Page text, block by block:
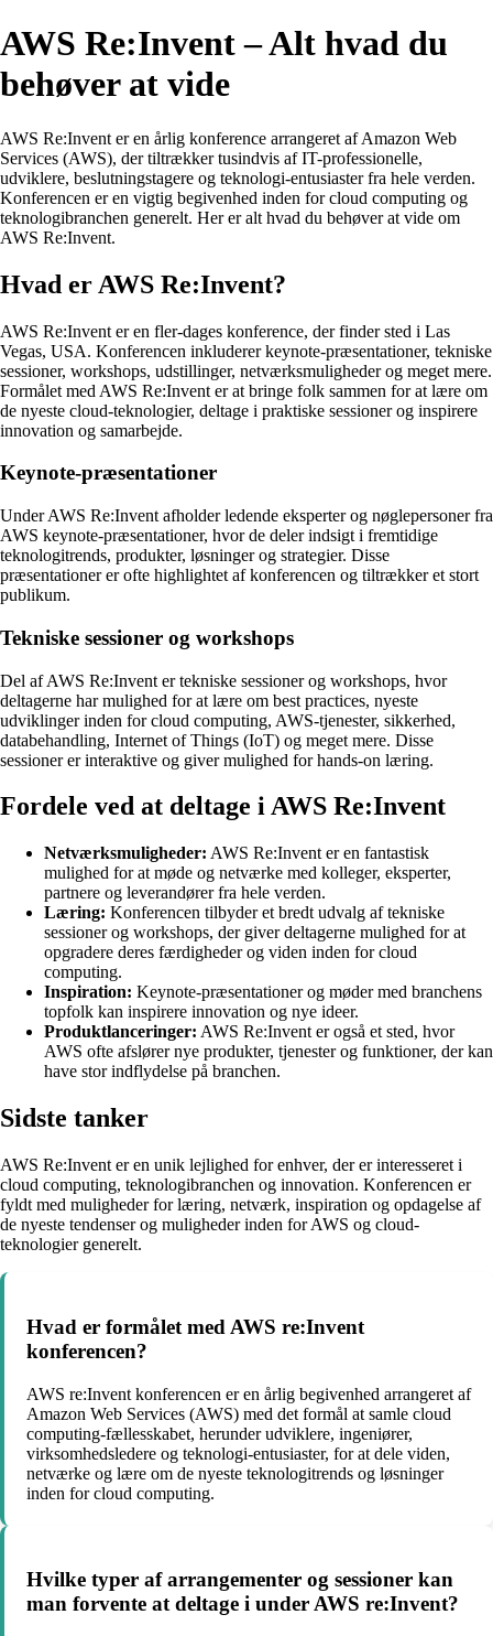
AWS Re:Invent – Alt hvad du
behøver at vide
AWS Re:Invent er en årlig konference arrangeret af Amazon Web
Services (AWS), der tiltrækker tusindvis af IT-professionelle,
udviklere, beslutningstagere og teknologi-entusiaster fra hele verden.
Konferencen er en vigtig begivenhed inden for cloud computing og
teknologibranchen generelt. Her er alt hvad du behøver at vide om
AWS Re:Invent.
Hvad er AWS Re:Invent?
AWS Re:Invent er en fler-dages konference, der finder sted i Las
Vegas, USA. Konferencen inkluderer keynote-præsentationer, tekniske
sessioner, workshops, udstillinger, netværksmuligheder og meget mere.
Formålet med AWS Re:Invent er at bringe folk sammen for at lære om
de nyeste cloud-teknologier, deltage i praktiske sessioner og inspirere
innovation og samarbejde.
Keynote-præsentationer
Under AWS Re:Invent afholder ledende eksperter og nøglepersoner fra
AWS keynote-præsentationer, hvor de deler indsigt i fremtidige
teknologitrends, produkter, løsninger og strategier. Disse
præsentationer er ofte highlightet af konferencen og tiltrækker et stort
publikum.
Tekniske sessioner og workshops
Del af AWS Re:Invent er tekniske sessioner og workshops, hvor
deltagerne har mulighed for at lære om best practices, nyeste
udviklinger inden for cloud computing, AWS-tjenester, sikkerhed,
databehandling, Internet of Things (IoT) og meget mere. Disse
sessioner er interaktive og giver mulighed for hands-on læring.
Fordele ved at deltage i AWS Re:Invent
Netværksmuligheder: AWS Re:Invent er en fantastisk
mulighed for at møde og netværke med kolleger, eksperter,
partnere og leverandører fra hele verden.
Læring: Konferencen tilbyder et bredt udvalg af tekniske
sessioner og workshops, der giver deltagerne mulighed for at
opgradere deres færdigheder og viden inden for cloud
computing.
Inspiration: Keynote-præsentationer og møder med branchens
topfolk kan inspirere innovation og nye ideer.
Produktlanceringer: AWS Re:Invent er også et sted, hvor
AWS ofte afslører nye produkter, tjenester og funktioner, der kan
have stor indflydelse på branchen.
Sidste tanker
AWS Re:Invent er en unik lejlighed for enhver, der er interesseret i
cloud computing, teknologibranchen og innovation. Konferencen er
fyldt med muligheder for læring, netværk, inspiration og opdagelse af
de nyeste tendenser og muligheder inden for AWS og cloud-
teknologier generelt.
Hvad er formålet med AWS re:Invent
konferencen?
AWS re:Invent konferencen er en årlig begivenhed arrangeret af
Amazon Web Services (AWS) med det formål at samle cloud
computing-fællesskabet, herunder udviklere, ingeniører,
virksomhedsledere og teknologi-entusiaster, for at dele viden,
netværke og lære om de nyeste teknologitrends og løsninger
inden for cloud computing.
Hvilke typer af arrangementer og sessioner kan
man forvente at deltage i under AWS re:Invent?